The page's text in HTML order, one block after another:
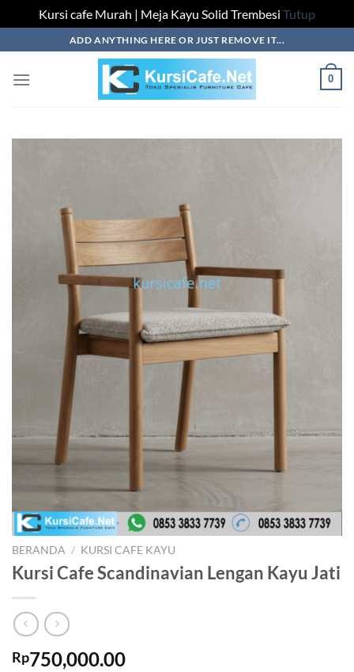
Kursi cafe Murah | Meja Kayu Solid Trembesi Tutup
to
content
ADD ANYTHING HERE OR JUST REMOVE IT...
0
BERANDA / KURSI CAFE KAYU
Kursi Cafe Scandinavian Lengan Kayu Jati
Rp750,000.00